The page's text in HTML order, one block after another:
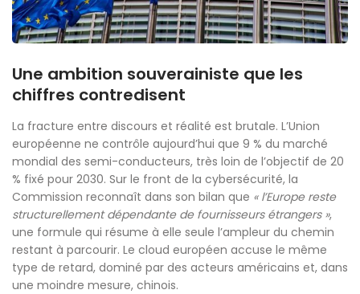
Une ambition souverainiste que les
chiffres contredisent
La fracture entre discours et réalité est brutale. L’Union
européenne ne contrôle aujourd’hui que 9 % du marché
mondial des semi-conducteurs, très loin de l’objectif de 20
% fixé pour 2030. Sur le front de la cybersécurité, la
Commission reconnaît dans son bilan que « l’Europe reste
structurellement dépendante de fournisseurs étrangers »,
une formule qui résume à elle seule l’ampleur du chemin
restant à parcourir. Le cloud européen accuse le même
type de retard, dominé par des acteurs américains et, dans
une moindre mesure, chinois.